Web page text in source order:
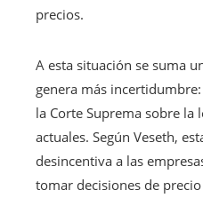
precios.
A esta situación se suma
genera más
la Corte Suprema sobre la
actuales. Según Veseth,
desincentiva a las
tomar decisiones de